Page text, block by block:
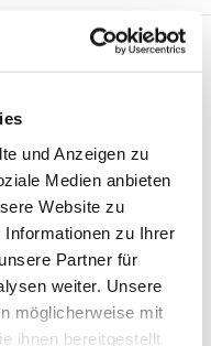
und Anzeigen zu
Medien anbieten
Website zu
zu Ihrer
Partner für
weiter. Unsere
möglicherweise mit
ihnen bereitgestellt